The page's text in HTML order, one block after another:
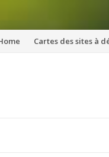
Cartes des sites à